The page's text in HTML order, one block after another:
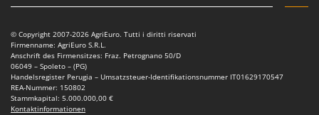
© Copyright 2007-2026 AgriEuro. Tutti i diritti riservati
Firmenname: AgriEuro S.R.L.
Anschrift des Firmensitzes: Fraz. Petrognano 50/D
06049 – Spoleto – (PG)
Handelsregister Perugia – Umsatzsteuer-Identifikationsnummer IT01629170547
REA-Nummer: 150802
Stammkapital: 5.000.000,00 €
Kontaktinformationen